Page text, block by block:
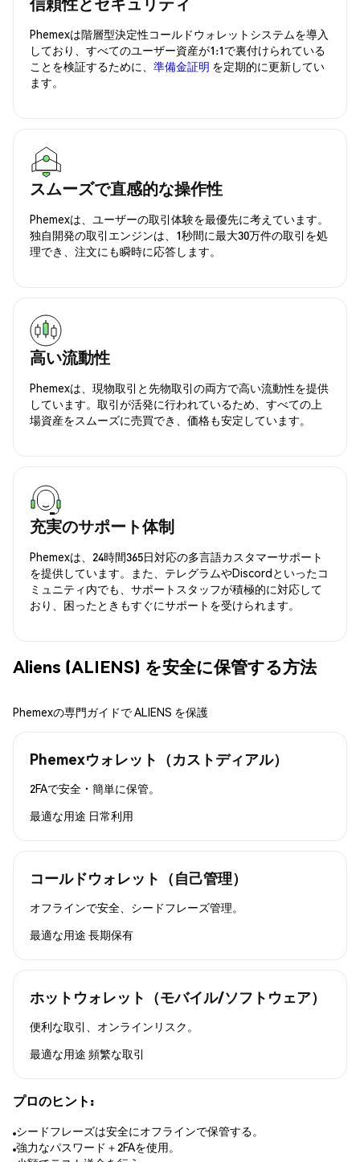
Phemexは階層型決定性コールドウォレットシステムを導入
しており、すべてのユーザー資産が1:1で裏付けられている
ことを検証するために、 準備金証明 を定期的に更新してい
ます。
スムーズで直感的な操作性
Phemexは、ユーザーの取引体験を最優先に考えています。
独自開発の取引エンジンは、1秒間に最大30万件の取引を処
理でき、注文にも瞬時に応答します。
高い流動性
Phemexは、現物取引と先物取引の両方で高い流動性を提供
しています。取引が活発に行われているため、すべての上
場資産をスムーズに売買でき、価格も安定しています。
充実のサポート体制
Phemexは、24時間365日対応の多言語カスタマーサポート
を提供しています。また、テレグラムやDiscordといったコ
ミュニティ内でも、サポートスタッフが積極的に対応して
おり、困ったときもすぐにサポートを受けられます。
Aliens (ALIENS) を安全に保管する方法
Phemexの専門ガイドで ALIENS を保護
Phemexウォレット（カストディアル）
2FAで安全・簡単に保管。
最適な用途 日常利用
コールドウォレット（自己管理）
オフラインで安全、シードフレーズ管理。
最適な用途 長期保有
ホットウォレット（モバイル/ソフトウェア）
便利な取引、オンラインリスク。
最適な用途 頻繁な取引
プロのヒント:
シードフレーズは安全にオフラインで保管する。
強力なパスワード＋2FAを使用。